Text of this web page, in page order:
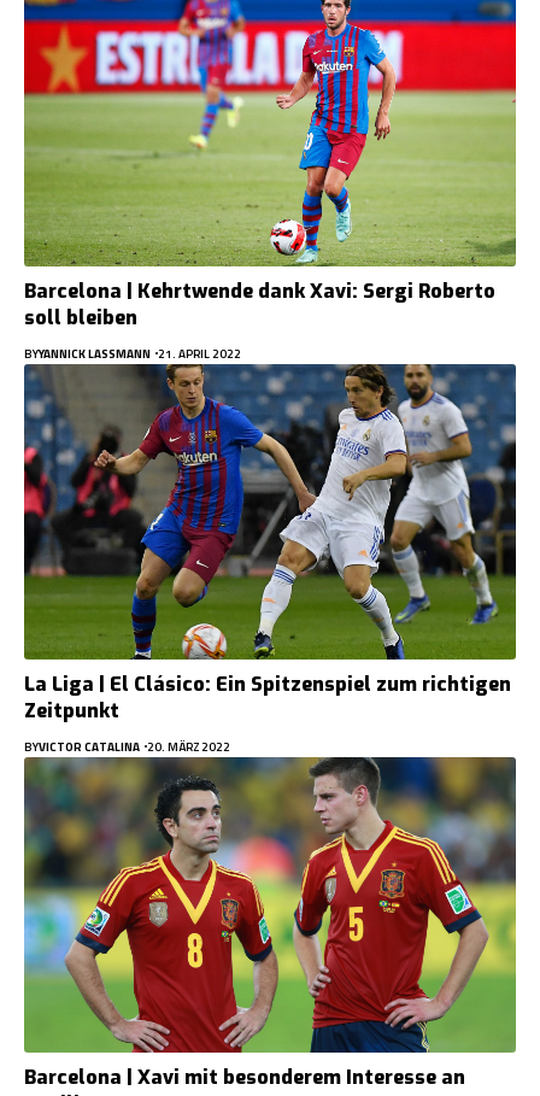
Barcelona | Kehrtwende dank Xavi: Sergi Roberto
soll bleiben
BYYANNICK LASSMANN 21. APRIL 2022
La Liga | El Clásico: Ein Spitzenspiel zum richtigen
Zeitpunkt
BYVICTOR CATALINA 20. MÄRZ 2022
Barcelona | Xavi mit besonderem Interesse an